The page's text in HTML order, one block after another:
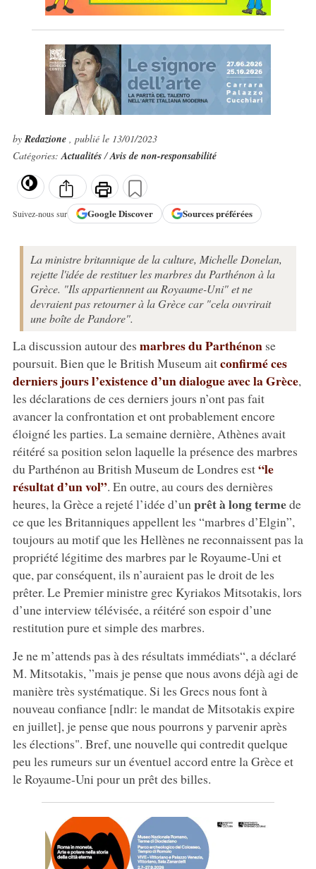
byRedazione , publié le 13/01/2023
Catégories:Actualités/Avis de non-responsabilité
Suivez-nous sur GoogleDiscover Sources préférées
La ministre britannique de la culture, Michelle Donelan,
rejette l'idée de restituer les marbres du Parthénon à la
Grèce. "Ils appartiennent au Royaume-Uni" et ne
devraient pas retourner à la Grèce car "cela ouvrirait
une boîte de Pandore".
La discussion autour des marbres du Parthénon se
poursuit. Bien que le British Museum aitconfirmé ces
derniers jours l’existence d’un dialogue avec la Grèce,
les déclarations de ces derniers jours n’ont pas fait
avancer la confrontation et ont probablement encore
éloigné les parties. La semaine dernière, Athènes avait
réitéré sa position selon laquelle la présence des marbres
du Parthénon au British Museum de Londres est“le
résultat d’un vol”. En outre, au cours des dernières
heures, la Grèce a rejeté l’idée d’un prêt à long termede
ce que les Britanniques appellent les “marbres d’Elgin”,
toujours au motif que les Hellènes ne reconnaissent pas la
propriété légitime des marbres par le Royaume-Uni et
que, par conséquent, ils n’auraient pas le droit de les
prêter. Le Premier ministre grec Kyriakos Mitsotakis, lors
d’une interview télévisée, a réitéré son espoir d’une
restitution pure et simple des marbres.
Je ne m’attends pas à des résultats immédiats“, a déclaré
M. Mitsotakis, ”mais je pense que nous avons déjà agi de
manière très systématique. Si les Grecs nous font à
nouveau confiance [ndlr: le mandat de Mitsotakis expire
en juillet], je pense que nous pourrons y parvenir après
les élections". Bref, une nouvelle qui contredit quelque
peu les rumeurs sur un éventuel accord entre la Grèce et
le Royaume-Uni pour un prêt des billes.